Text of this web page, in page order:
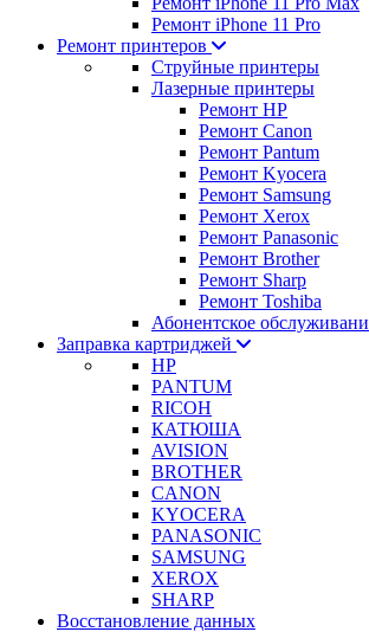
Ремонт iPhone 11 Pro
Ремонт принтеров
Струйные принтеры
Лазерные принтеры
Ремонт HP
Ремонт Canon
Ремонт Pantum
Ремонт Kyocera
Ремонт Samsung
Ремонт Xerox
Ремонт Panasonic
Ремонт Brother
Ремонт Sharp
Ремонт Toshiba
Абонентское
Заправка картриджей
HP
PANTUM
RICOH
КАТЮША
AVISION
BROTHER
CANON
KYOCERA
PANASONIC
SAMSUNG
XEROX
SHARP
Восстановление данных